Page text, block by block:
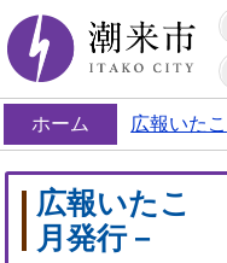
ホーム 広報いたこ
広報いたこ
月発行－